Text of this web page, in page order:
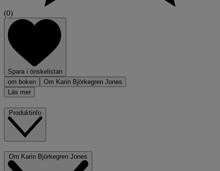
(0)
Spara i önskelistan
om boken
Om Karin Björkegren Jones
Läs mer